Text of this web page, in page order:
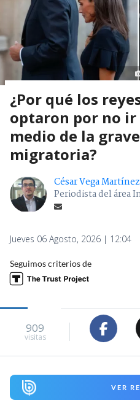
¿Por qué los
optaron por no ir
medio de la
migratoria?
César Vega Martínez
Periodista del área
Jueves 06 Agosto, 2026 | 12:04
Seguimos criterios de
909
visitas
VER